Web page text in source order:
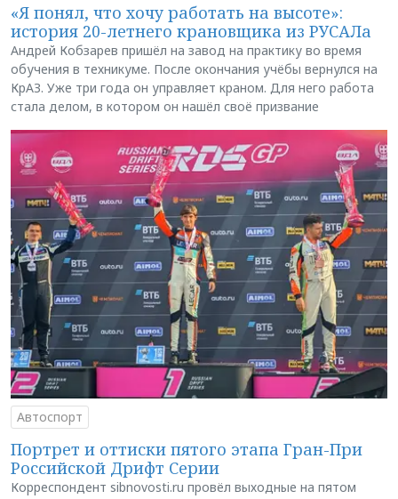
«Я понял, что хочу работать на высоте»:
история 20-летнего крановщика из РУСАЛа
Андрей Кобзарев пришёл на завод на практику во время
обучения в техникуме. После окончания учёбы вернулся на
КрАЗ. Уже три года он управляет краном. Для него работа
стала делом, в котором он нашёл своё призвание
Автоспорт
Портрет и оттиски пятого этапа Гран-При
Российской Дрифт Серии
Корреспондент sibnovosti.ru провёл выходные на пятом